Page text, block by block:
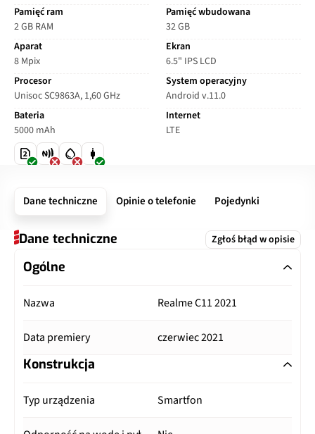
Pamięć ram
2 GB RAM
Aparat
8 Mpix
Procesor
Unisoc SC9863A, 1,60 GHz
Bateria
5000 mAh
Pamięć wbudowana
32 GB
Ekran
6.5" IPS LCD
System operacyjny
Android v.11.0
Internet
LTE
Dane techniczne Opinie o telefonie Pojedynki
Dane techniczne Zgłoś błąd w opisie
Ogólne
Nazwa Realme C11 2021
Data premiery czerwiec 2021
Konstrukcja
Typ urządzenia Smartfon